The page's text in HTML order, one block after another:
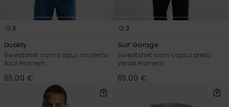
3
Duality
Sweatshirt com capuz cinzenta
Azul Homem
65,00 €
3
Surf Garage
Sweatshirt com capuz preta
Verde Homem
65,00 €